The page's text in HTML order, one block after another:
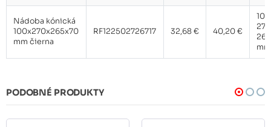
Nádoba kónická
100x270x265x70
mm čierna
RF122502726717 32,68 € 40,20 €
mm
PODOBNÉ PRODUKTY